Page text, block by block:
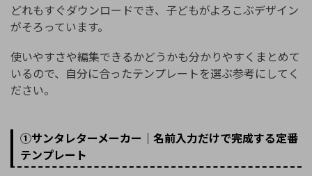
どれもすぐダウンロードでき、子どもがよろこぶデザイン
がそろっています。
使いやすさや編集できるかどうかも分かりやすくまとめて
いるので、自分に合ったテンプレートを選ぶ参考にしてく
ださい。
①サンタレターメーカー｜名前入力だけで完成する定番
テンプレート